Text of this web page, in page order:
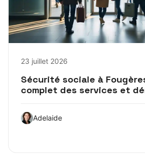
23 juillet 2026
Sécurité sociale à
complet des services et
Adelaide